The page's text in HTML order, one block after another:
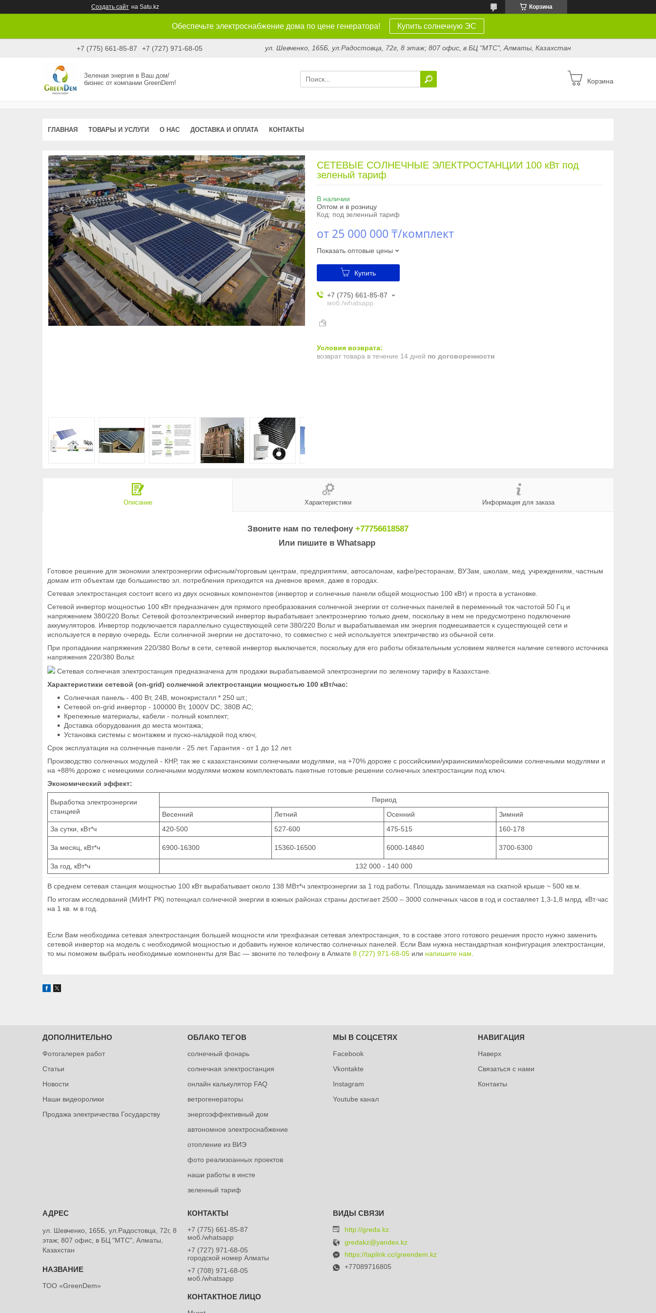
Создать сайт на Satu.kz Корзина
Обеспечьте электроснабжение дома по цене генератора! Купить солнечную ЭС
+7 (775) 661-85-87 +7 (727) 971-68-05 ул. Шевченко, 165Б, ул.​Радостовца, 72г, 8 этаж; 807 офис, в БЦ "МТС", Алматы, Казахстан
Зеленая энергия в Ваш дом/
бизнес от компании GreenDem!
Корзина
ГЛАВНАЯ ТОВАРЫ И УСЛУГИ О НАС ДОСТАВКА И ОПЛАТА КОНТАКТЫ
СЕТЕВЫЕ СОЛНЕЧНЫЕ ЭЛЕКТРОСТАНЦИИ 100 кВт под
зеленый тариф
В наличии
Оптом и в розницу
Код: под зеленный тариф
от 25 000 000 ₸/комплект
Показать оптовые цены
Купить
+7 (775) 661-85-87
моб./whatsapp
возврат товара в течение 14 дней по договоренности
Описание Характеристики Информация для заказа
Звоните нам по телефону +77756618587
Или пишите в Whatsapp
Готовое решение для экономии электроэнергии офисным/торговым центрам, предприятиям, автосалонам, кафе/ресторанам, ВУЗам, школам, мед. учреждениям, частным
домам итп объектам где большинство эл. потребления приходится на дневное время, даже в городах.
Сетевая электростанция состоит всего из двух основных компонентов (инвертор и солнечные панели общей мощностью 100 кВт) и проста в установке.
Сетевой инвертор мощностью 100 кВт предназначен для прямого преобразования солнечной энергии от солнечных панелей в переменный ток частотой 50 Гц и
напряжением 380/220 Вольт. Сетевой фотоэлектрический инвертор вырабатывает электроэнергию только днем, поскольку в нем не предусмотрено подключение
аккумуляторов. Инвертор подключается параллельно существующей сети 380/220 Вольт и вырабатываемая им энергия подмешивается к существующей сети и
используется в первую очередь. Если солнечной энергии не достаточно, то совместно с ней используется электричество из обычной сети.
При пропадании напряжения 220/380 Вольт в сети, сетевой инвертор выключается, поскольку для его работы обязательным условием является наличие сетевого источника
напряжения 220/380 Вольт.
Сетевая солнечная электростанция предназначена для продажи вырабатываемой электроэнергии по зеленому тарифу в Казахстане.
Характеристики сетевой (on-grid) солнечной электростанции мощностью 100 кВт/час:
Солнечная панель - 400 Вт, 24В, монокристалл * 250 шт.;
Сетевой on-grid инвертор - 100000 Вт, 1000V DC; 380В AC;
Крепежные материалы, кабели - полный комплект;
Доставка оборудования до места монтажа;
Установка системы с монтажем и пуско-наладкой под ключ;
Срок эксплуатации на солнечные панели - 25 лет. Гарантия - от 1 до 12 лет.
Производство солнечных модулей - КНР, так же с казахстанскими солнечными модулями, на +70% дороже с российскими/украинскими/корейскими солнечными модулями и
на +88% дороже с немецкими солнечными модулями можем комплектовать пакетные готовые решении солнечных электростанции под ключ.
Экономический эффект:
Выработка электроэнергии
станцией
Период
Весенний
Летний Осенний
Зимний
За сутки, кВт*ч
420-500 527-600 475-515 160-178
За месяц, кВт*ч 6900-16300 15360-16500 6000-14840 3700-6300
За год, кВт*ч 132 000 - 140 000
В среднем сетевая станция мощностью 100 кВт вырабатывает около 138 МВт*ч электроэнергии за 1 год работы. Площадь занимаемая на скатной крыше ~ 500 кв.м.
По итогам исследований (МИНТ РК) потенциал солнечной энергии в южных районах страны достигает 2500 – 3000 солнечных часов в год и составляет 1,3-1,8 млрд. кВт∙час
на 1 кв. м в год.
Если Вам необходима сетевая электростанция большей мощности или трехфазная сетевая электростанция, то в составе этого готового решения просто нужно заменить
сетевой инвертор на модель с необходимой мощностью и добавить нужное количество солнечных панелей. Если Вам нужна нестандартная конфигурация электростанции,
то мы поможем выбрать необходимые компоненты для Вас — звоните по телефону в Алмате 8 (727) 971-68-05 или напишите нам
ДОПОЛНИТЕЛЬНО
Фотогалерея работ
Статьи
Новости
Наши видеоролики
Продажа электричества Государству
ОБЛАКО ТЕГОВ
солнечный фонарь
солнечная электростанция
онлайн калькулятор FAQ
ветрогенераторы
энергоэффективный дом
автономное электроснабжение
отопление из ВИЭ
фото реализоанных проектов
наши работы в инсте
зеленный тариф
МЫ В СОЦСЕТЯХ
Facebook
Vkontakte
Instagram
Youtube канал
НАВИГАЦИЯ
Наверх
Связаться с нами
Контакты
ул. Шевченко, 165Б, ул.​Радостовца, 72г, 8
этаж; 807 офис, в БЦ "МТС", Алматы,
Казахстан
ТОО «GreenDem»
+7 (775) 661-85-87
моб./whatsapp
+7 (727) 971-68-05
городской номер Алматы
+7 (708) 971-68-05
моб./whatsapp
http://greda.kz
gredakz@yandex.kz
https://taplink.cc/greendem.kz
+77089716805